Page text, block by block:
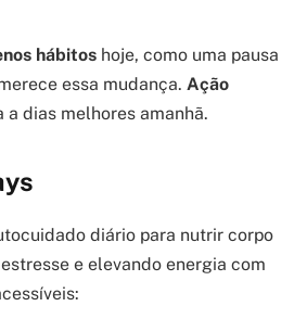
hábitos hoje, como uma pausa
essa mudança. Ação
a dias melhores amanhã.
diário para nutrir corpo
e elevando energia com